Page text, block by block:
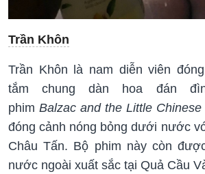
Trần Khôn
Trần Khôn là nam diễn viên
tắm chung dàn hoa đán
phim Balzac and the Little
đóng cảnh nóng bỏng dưới nước
Châu Tấn. Bộ phim này còn
nước ngoài xuất sắc tại Quả Cầu